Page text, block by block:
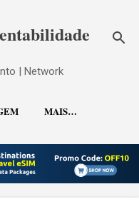
| Network
MAIS…